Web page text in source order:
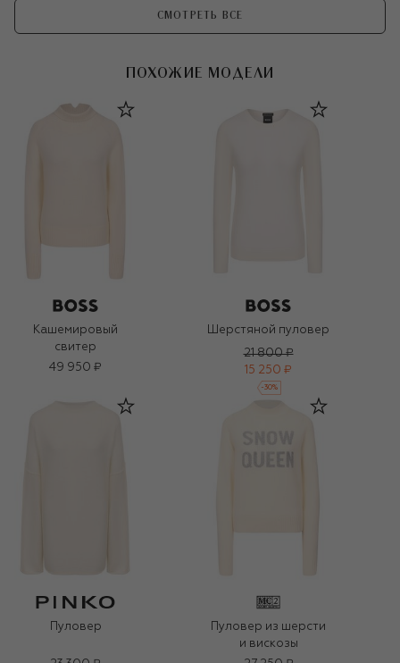
СМОТРЕТЬ ВСЕ
ПОХОЖИЕ МОДЕЛИ
Кашемировый
свитер
49 950 ₽
Шерстяной пуловер
21 800 ₽
15 250 ₽
-30%
Пуловер
Пуловер из шерсти
и вискозы